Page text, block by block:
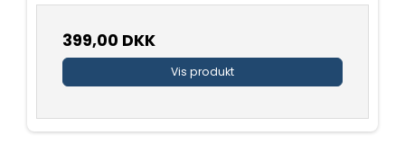
399,00 DKK
Vis produkt